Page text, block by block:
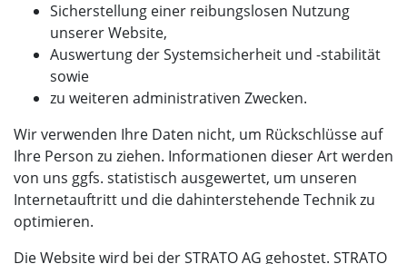
Sicherstellung einer reibungslosen Nutzung
unserer Website,
Auswertung der Systemsicherheit und -stabilität
sowie
zu weiteren administrativen Zwecken.
Wir verwenden Ihre Daten nicht, um Rückschlüsse auf
Ihre Person zu ziehen. Informationen dieser Art werden
von uns ggfs. statistisch ausgewertet, um unseren
Internetauftritt und die dahinterstehende Technik zu
optimieren.
Die Website wird bei der STRATO AG gehostet. STRATO